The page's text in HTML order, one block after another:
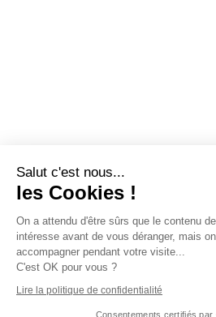
Salut c'est nous...
les Cookies !
On a attendu d'être sûrs que le contenu
intéresse avant de vous déranger, mais
accompagner pendant votre visite...
C'est OK pour vous ?
Lire la politique de confidentialité
Consentements certifiés par